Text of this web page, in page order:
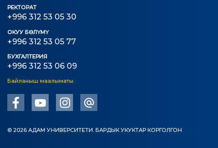
РЕКТОРАТ
+996 312 53 05 30
ОКУУ БӨЛҮМҮ
+996 312 53 05 77
БУХГАЛТЕРИЯ
+996 312 53 06 09
Байланыш маалыматы
© 2026 АДАМ УНИВЕРСИТЕТИ. БАРДЫК УКУКТАР КОРГОЛГОН